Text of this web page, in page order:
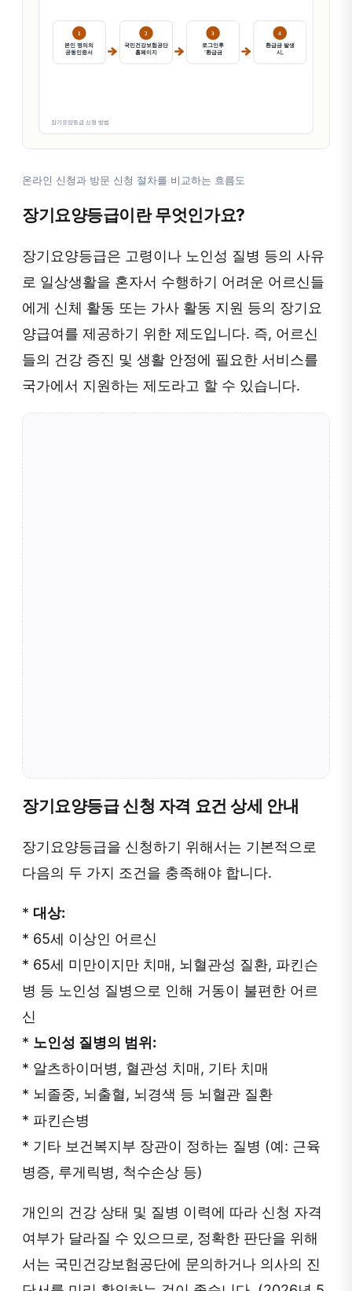
온라인 신청과 방문 신청 절차를 비교하는 흐름도
장기요양등급이란 무엇인가요?
장기요양등급은 고령이나 노인성 질병 등의 사유
로 일상생활을 혼자서 수행하기 어려운 어르신들
에게 신체 활동 또는 가사 활동 지원 등의 장기요
양급여를 제공하기 위한 제도입니다. 즉, 어르신
들의 건강 증진 및 생활 안정에 필요한 서비스를
국가에서 지원하는 제도라고 할 수 있습니다.
장기요양등급 신청 자격 요건 상세 안내
장기요양등급을 신청하기 위해서는 기본적으로
다음의 두 가지 조건을 충족해야 합니다.
* 대상:
* 65세 이상인 어르신
* 65세 미만이지만 치매, 뇌혈관성 질환, 파킨슨
병 등 노인성 질병으로 인해 거동이 불편한 어르
신
* 노인성 질병의 범위:
* 알츠하이머병, 혈관성 치매, 기타 치매
* 뇌졸중, 뇌출혈, 뇌경색 등 뇌혈관 질환
* 파킨슨병
* 기타 보건복지부 장관이 정하는 질병 (예: 근육
병증, 루게릭병, 척수손상 등)
개인의 건강 상태 및 질병 이력에 따라 신청 자격
여부가 달라질 수 있으므로, 정확한 판단을 위해
서는 국민건강보험공단에 문의하거나 의사의 진